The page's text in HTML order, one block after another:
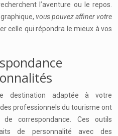
l’aventure ou le repos.
vous pouvez affiner votre
celle qui répondra le mieux à vos
destination adaptée à votre
professionnels du tourisme ont
correspondance. Ces outils
de personnalité avec des